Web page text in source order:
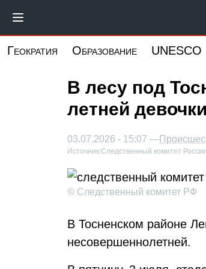
основному
Геократия Образование UNESCO
В лесу под
летней
03.07.2026 - 15:07 —
Источник:Следственный комитет России
© Следственный комитет РФ
В Тосненском районе
несовершеннолетней.